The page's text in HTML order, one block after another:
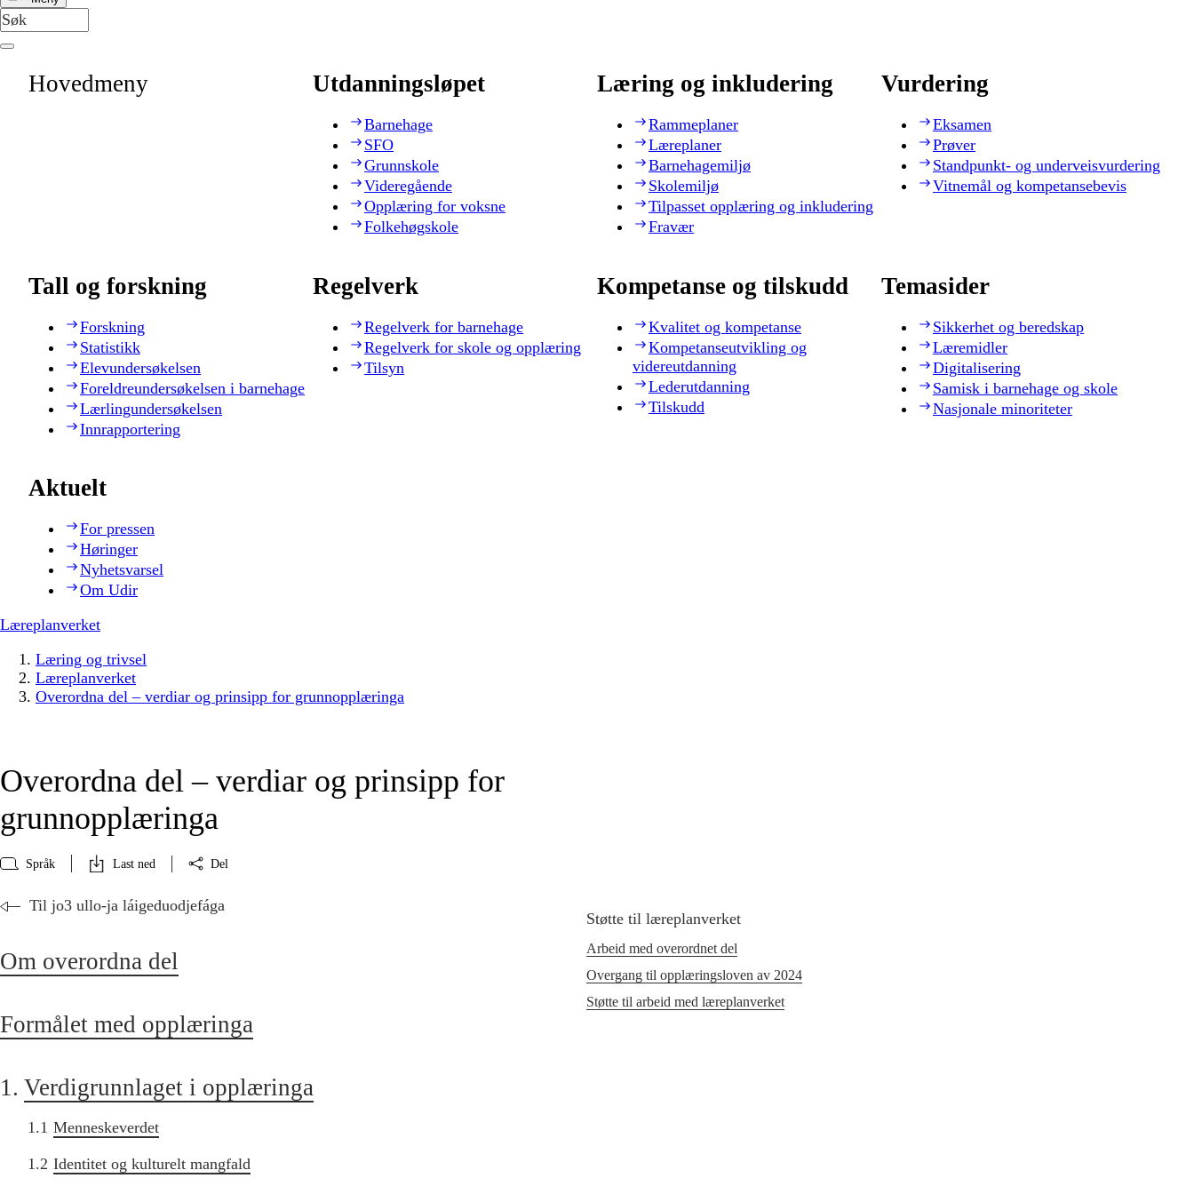
Hovedmeny Utdanningsløpet
Barnehage
SFO
Grunnskole
Videregående
Opplæring for voksne
Folkehøgskole
Læring og inkludering
Rammeplaner
Læreplaner
Barnehagemiljø
Skolemiljø
Tilpasset opplæring og inkludering
Fravær
Vurdering
Eksamen
Prøver
Standpunkt- og underveisvurdering
Vitnemål og kompetansebevis
Tall og forskning
Forskning
Statistikk
Elevundersøkelsen
Foreldreundersøkelsen i barnehage
Lærlingundersøkelsen
Innrapportering
Regelverk
Regelverk for barnehage
Regelverk for skole og opplæring
Tilsyn
Kompetanse og tilskudd
Kvalitet og kompetanse
Kompetanseutvikling og
videreutdanning
Lederutdanning
Tilskudd
Temasider
Sikkerhet og beredskap
Læremidler
Digitalisering
Samisk i barnehage og skole
Nasjonale minoriteter
Aktuelt
For pressen
Høringer
Nyhetsvarsel
Om Udir
Læreplanverket
Læring og trivsel
Læreplanverket
Overordna del – verdiar og prinsipp for grunnopplæringa
Overordna del – verdiar og prinsipp for
grunnopplæringa
Språk Last ned Del
Til jo3 ullo-ja láigeduodjefága
Om overordna del
Formålet med opplæringa
1. Verdigrunnlaget i opplæringa
1.1 Menneskeverdet
1.2 Identitet og kulturelt mangfald
Støtte til læreplanverket
Arbeid med overordnet del
Overgang til opplæringsloven av 2024
Støtte til arbeid med læreplanverket